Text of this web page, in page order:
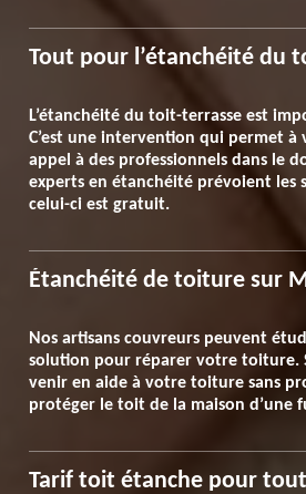
Tout pour l’étanchéité du
L’étanchéité du toit-terrasse est
C’est une intervention qui permet
appel à des professionnels dans le
experts en étanchéité prévoient les
celui-ci est gratuit.
Étanchéité de toiture sur
Nos artisans couvreurs peuvent
solution pour réparer votre toiture.
venir en aide à votre toiture sans
protéger le toit de la maison d’une
Tarif toit étanche pour